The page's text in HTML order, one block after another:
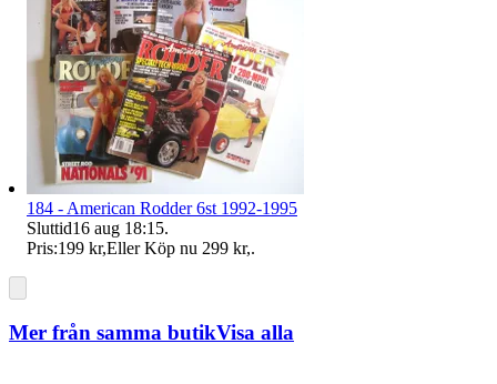
184 - American Rodder 6st 1992-1995
Sluttid16 aug 18:15.
Pris:199 kr,Eller Köp nu 299 kr,.
Mer från samma butikVisa alla